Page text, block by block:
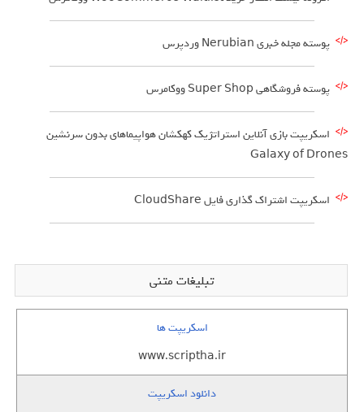
پوسته مجله خبری Nerubian وردپرس
پوسته فروشگاهی Super Shop ووکامرس
اسکریپت بازی آنلاین استراتژیک کهکشان هواپیماهای بدون سرنشین
Galaxy of Drones
اسکریپت اشتراک گذاری فایل CloudShare
تبلیغات متنی
اسکریپت ها
www.scriptha.ir
دانلود اسکریپت